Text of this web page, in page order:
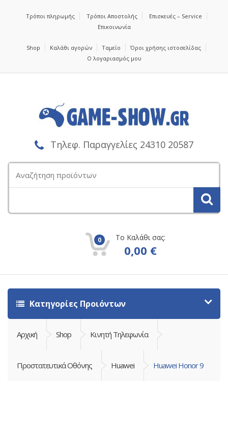
Τρόποι πληρωμής Τρόποι Αποστολής
Επισκευές – Service
Επικοινωνία
Shop Καλάθι αγορών Ταμείο
Όροι χρήσης ιστοσελίδας
Ο λογαριασμός μου
Τηλεφ. Παραγγελίες 24310 20587
για:
0 Το Καλάθι σας:
0,00 €
Κατηγορίες Προιόντων
Αρχική Shop Κινητή Τηλεφωνία
Προστατευτικά Οθόνης Huawei Huawei Honor 9